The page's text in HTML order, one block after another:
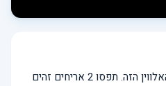
תפסו אריחים זהים במשחק האלווין הזה. תפסו 2 אריחים זהים